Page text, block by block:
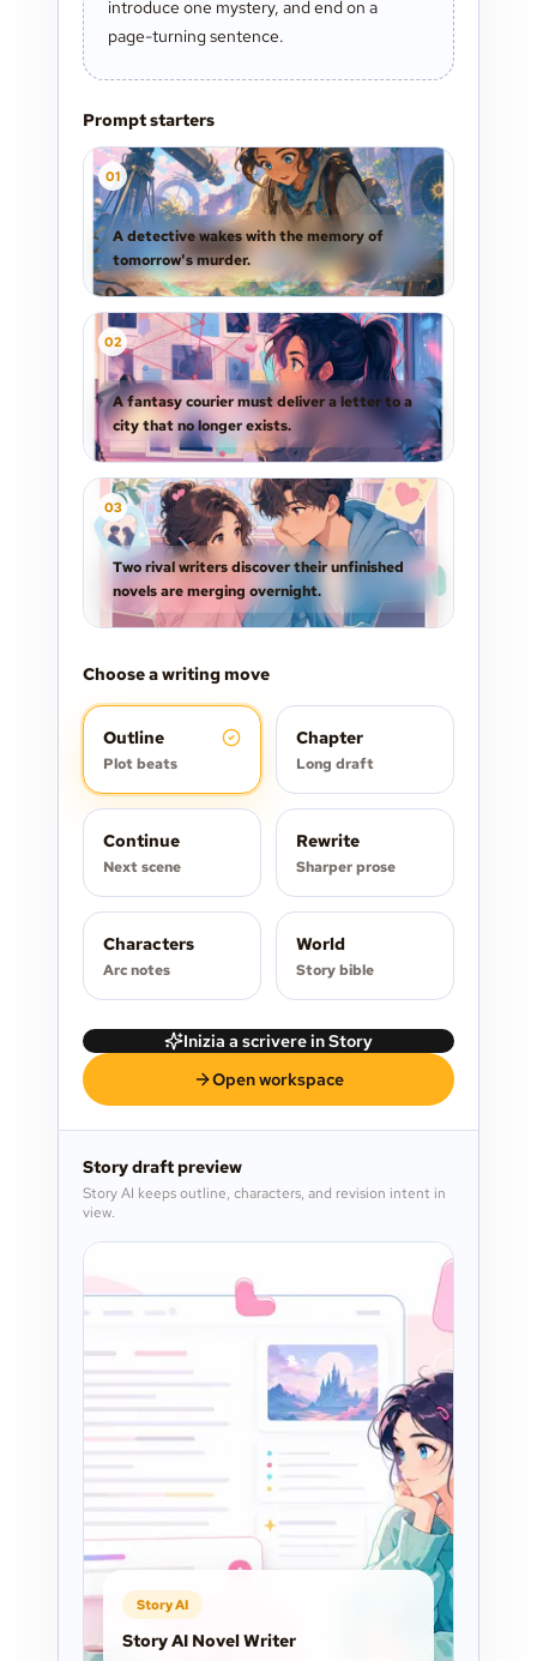
Prompt starters
01
A detective wakes with the memory of
tomorrow's murder.
02
A fantasy courier must deliver a letter to a
city that no longer exists.
03
Two rival writers discover their unfinished
novels are merging overnight.
Choose a writing move
Outline
Plot beats
Chapter
Long draft
Continue
Next scene
Rewrite
Sharper prose
Characters
Arc notes
World
Story bible
Inizia a scrivere in Story
Open workspace
Story draft preview
Story AI keeps outline, characters, and revision intent in
view.
Story AI
Story AI Novel Writer